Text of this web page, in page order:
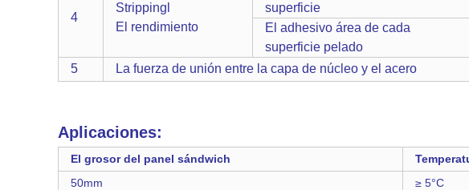
4
Strippingl
El rendimiento
superficie
El adhesivo área de cada
superficie pelado
5 La fuerza de unión entre la capa de núcleo y el acero
Aplicaciones:
El grosor del panel sándwich
50mm
≥ 5°C